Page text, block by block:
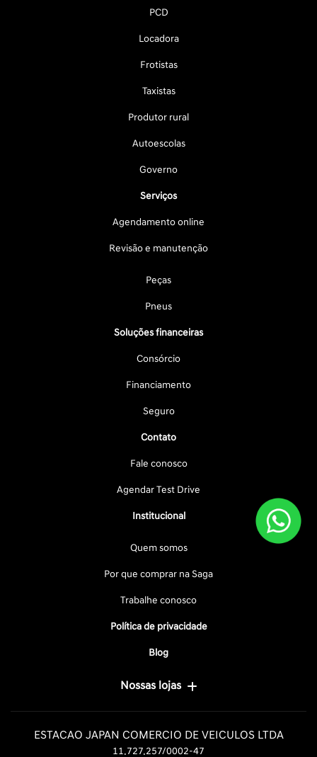
PCD
Locadora
Frotistas
Taxistas
Produtor rural
Autoescolas
Governo
Serviços
Agendamento online
Revisão e manutenção
Peças
Pneus
Soluções financeiras
Consórcio
Financiamento
Seguro
Contato
Fale conosco
Agendar Test Drive
Institucional
Quem somos
Por que comprar na Saga
Trabalhe conosco
Política de privacidade
Blog
Nossas lojas
ESTACAO JAPAN COMERCIO DE VEICULOS LTDA
11.727.257/0002-47